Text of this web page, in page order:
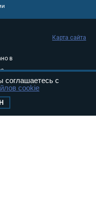
в
05
Карта сайта
соглашаетесь с
cookie